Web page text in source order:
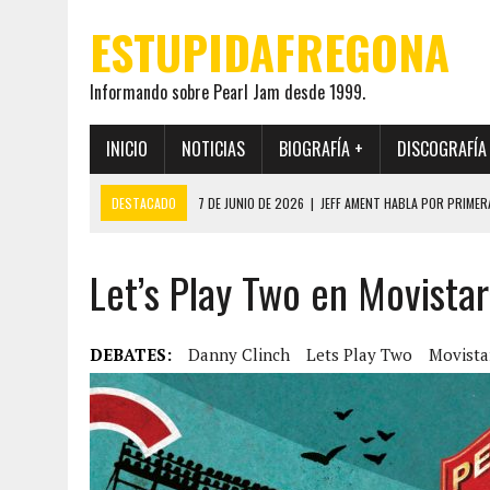
ESTUPIDAFREGONA
Informando sobre Pearl Jam desde 1999.
INICIO NOTICIAS BIOGRAFÍA +
DESTACADO 7 DE JUNIO DE 2026 | JEFF AMENT HABLA POR
19 DE MAYO DE 2026
EL ENCUENTRO ENTRE NEIL YOUNG Y PEARL
12 DE MAYO DE 2026
PEARL JAM REAPARECEN EN OHANA 2026 EN
28 DE JULIO DE 2026
JEFF AMENT PUBLICA SINCE FOREVER, UN
Let’s Play Two en
DEBATES: Danny Clinch Lets Play Two